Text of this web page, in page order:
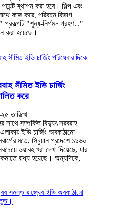
পয়েন্ট স্থাপন করা হবে। শিল্প এবং
কাজ করে, পরিবহন বিভাগ
"শূন্য-নির্গমন গ্রহণ..."
করা হয়েছে।
সীমিত ইভি চার্জিং
করে
তারিখে
সাথে সম্পর্কিত বিদ্যুৎ সরবরাহ
ইভি চার্জিং অবকাঠামো
মতে, সিচুয়ান প্রদেশে ১৯৬০
ভয়াবহ খরা দেখা দিয়েছে, যার
বাধ্য হয়েছে। অন্যদিকে,